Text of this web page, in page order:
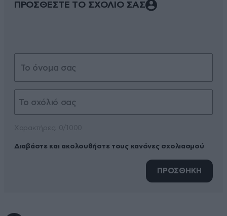
ΠΡΟΣΘΕΣΤΕ ΤΟ ΣΧΟΛΙΟ ΣΑΣ
Διαβάστε και ακολουθήστε τους κανόνες σχολιασμού
ΠΡΟΣΘΗΚΗ